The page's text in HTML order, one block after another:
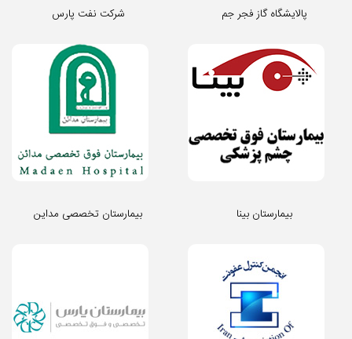
شرکت نفت پارس پالایشگاه گاز فجر جم
بیمارستان تخصصی مداین بیمارستان بینا